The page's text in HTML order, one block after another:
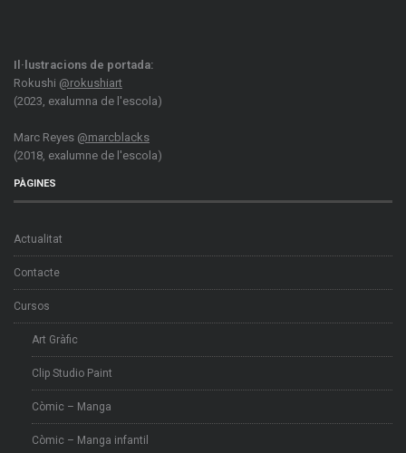
Il·lustracions de portada:
Rokushi @rokushiart
(2023, exalumna de l'escola)
Marc Reyes @marcblacks
(2018, exalumne de l'escola)
PÀGINES
Actualitat
Contacte
Cursos
Art Gràfic
Clip Studio Paint
Còmic – Manga
Còmic – Manga infantil